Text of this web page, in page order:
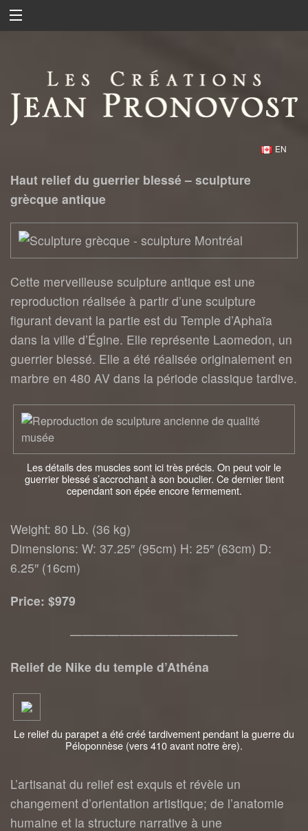
EN
Haut relief du guerrier blessé – sculpture
grècque antique
Cette merveilleuse sculpture antique est une
reproduction réalisée à partir d’une sculpture
figurant devant la partie est du Temple d’Aphaïa
dans la ville d’Égine. Elle représente Laomedon, un
guerrier blessé. Elle a été réalisée originalement en
marbre en 480 AV dans la période classique tardive.
Les détails des muscles sont ici très précis. On peut voir le
guerrier blessé s’accrochant à son bouclier. Ce dernier tient
cependant son épée encore fermement.
Weight: 80 Lb. (36 kg)
Dimensions: W: 37.25″ (95cm) H: 25″ (63cm) D:
6.25″ (16cm)
Price: $979
—————————————–
Relief de Nike du temple d’Athéna
Le relief du parapet a été créé tardivement pendant la guerre du
Péloponnèse (vers 410 avant notre ère).
L’artisanat du relief est exquis et révèle un
changement d’orientation artistique; de l’anatomie
humaine et la structure narrative à une